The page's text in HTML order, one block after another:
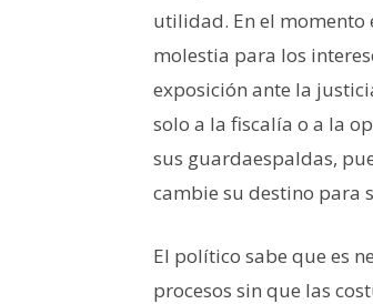
utilidad. En el momento
molestia para los
exposición ante la
solo a la fiscalía o a la
sus guardaespaldas,
cambie su destino para
El político sabe que es
procesos sin que las